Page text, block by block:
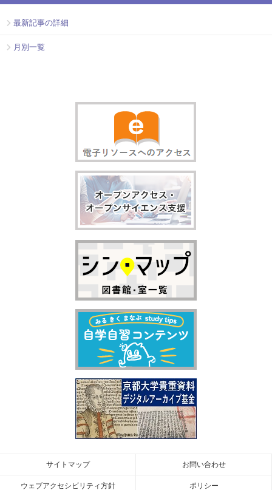
最新記事の詳細
月別一覧
お問い合わせ
サイトマップ
ポリシー
ウェブアクセシビリティ方針